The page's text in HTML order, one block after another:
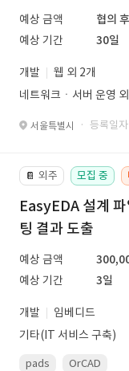
예상 금액
협의
예상 기간
30일
개발
웹 외 2개
네트워크ㆍ서버 운영
서울특별시 · 등록일
📔 외주 모집 중
EasyEDA 설계
팅 결과 도출
예상 금액
예상 기간
3일
개발
임베디드
기타(IT 서비스 구축)
pads OrCAD